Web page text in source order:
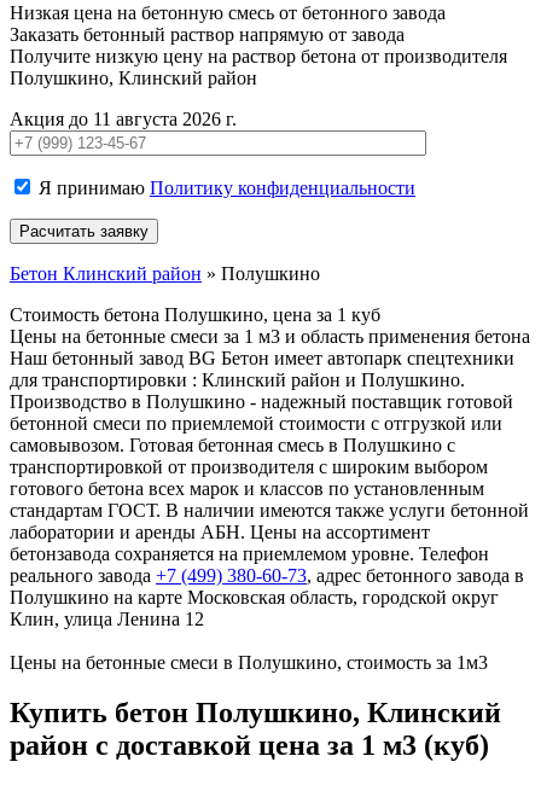
Низкая цена на бетонную смесь от бетонного завода
Заказать бетонный раствор напрямую от завода
Получите низкую цену на раствор бетона от производителя
Полушкино, Клинский район
Акция до 11 августа 2026 г.
Я принимаю Политику конфиденциальности
Бетон Клинский район » Полушкино
Стоимость бетона Полушкино, цена за 1 куб
Цены на бетонные смеси за 1 м3 и область применения бетона
Наш бетонный завод BG Бетон имеет автопарк спецтехники
для транспортировки : Клинский район и Полушкино.
Производство в Полушкино - надежный поставщик готовой
бетонной смеси по приемлемой стоимости с отгрузкой или
самовывозом. Готовая бетонная смесь в Полушкино с
транспортировкой от производителя с широким выбором
готового бетона всех марок и классов по установленным
стандартам ГОСТ. В наличии имеются также услуги бетонной
лаборатории и аренды АБН. Цены на ассортимент
бетонзавода сохраняется на приемлемом уровне. Телефон
реального завода +7 (499) 380-60-73, адрес бетонного завода в
Полушкино на карте Московская область, городской округ
Клин, улица Ленина 12
Цены на бетонные смеси в Полушкино, стоимость за 1м3
Купить бетон Полушкино, Клинский
район с доставкой цена за 1 м3 (куб)